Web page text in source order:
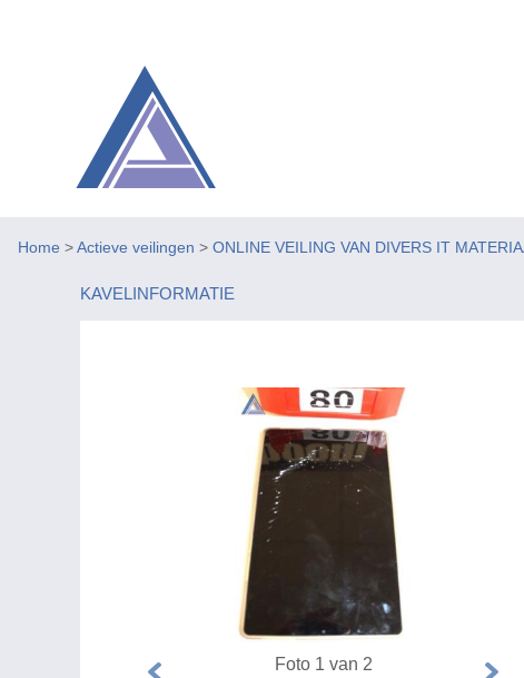
Home >Actieve veilingen > ONLINE VEILING VAN DIVERS IT
KAVELINFORMATIE
Foto 1 van 2